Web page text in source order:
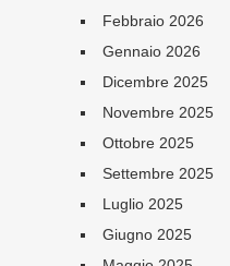
Febbraio 2026
Gennaio 2026
Dicembre 2025
Novembre 2025
Ottobre 2025
Settembre 2025
Luglio 2025
Giugno 2025